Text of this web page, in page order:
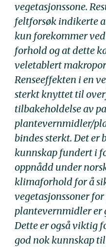
vegetasjonssone.
feltforsøk indikerte
kun forekommer
forhold og at dette
veletablert
Renseeffekten i en
sterkt knyttet til
tilbakeholdelse av
plantevernmidler/
bindes sterkt. Det er
kunnskap fundert i
oppnådd under
klimaforhold for å
vegetasjonssoner
plantevernmidler er
Dette er også viktig
god nok kunnskap